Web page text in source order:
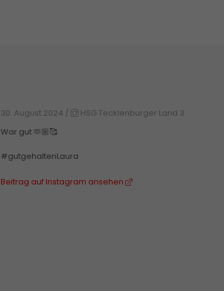
30. August 2024 /
HSG Tecklenburger Land 3
War gut 🫶🏼🥰
#gutgehaltenLaura
Beitrag auf Instagram ansehen